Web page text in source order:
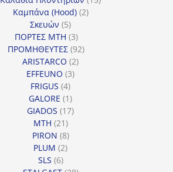
Καμπάνα (Hood) 22
Σκευών 55
προϊόντα
ΠΟΡΤΕΣ MTH 33
προϊόντα
ΠΡΟΜΗΘΕΥΤΕΣ 9292
ARISTARCO 22
EFFEUNO 33
FRIGUS 44
προϊόντα
GALORE 11
προϊόν
GIADOS 1717
MTH 2121
προϊόντα
PIRON 88
προϊόντα
PLUM 22
SLS 66